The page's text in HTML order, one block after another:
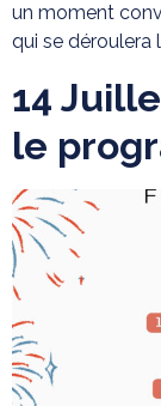
un moment
qui se déroulera
14
le